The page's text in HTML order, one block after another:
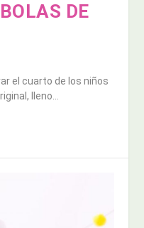
DE
el cuarto de los niños
lleno...